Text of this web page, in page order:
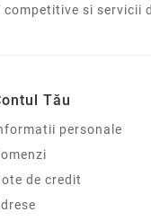
competitive si servicii
Tău
personale
de credit